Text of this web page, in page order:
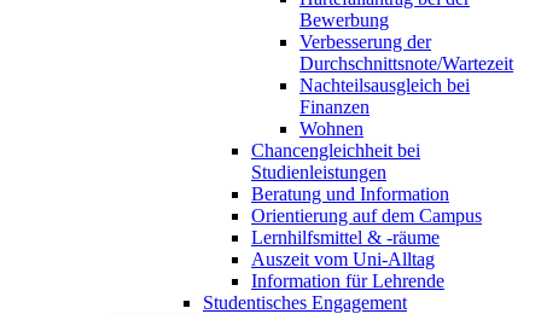
Bewerbung
Verbesserung der
Durchschnittsnote/Wartezeit
Nachteilsausgleich bei
Finanzen
Wohnen
Chancengleichheit bei
Studienleistungen
Beratung und Information
Orientierung auf dem Campus
Lernhilfsmittel & -räume
Auszeit vom Uni-Alltag
Information für Lehrende
Studentisches Engagement